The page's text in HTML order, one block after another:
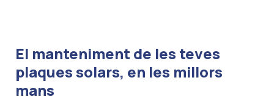
El manteniment de les teves
plaques solars, en les millors
mans